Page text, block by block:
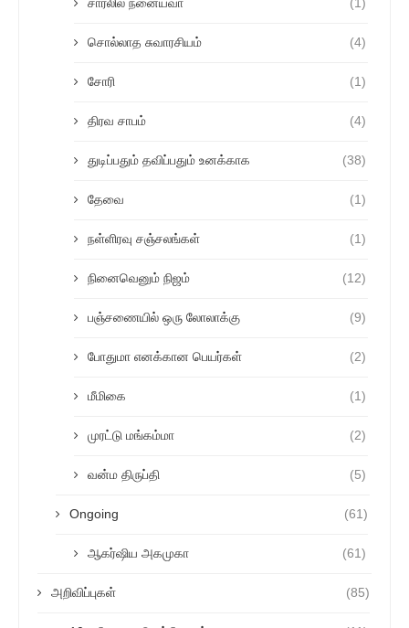
சாரலில் நனையவா (1)
சொல்லாத சுவாரசியம் (4)
சோரி (1)
திரவ சாபம் (4)
துடிப்பதும் தவிப்பதும் உனக்காக (38)
தேவை (1)
நள்ளிரவு சஞ்சலங்கள் (1)
நினைவெனும் நிஜம் (12)
பஞ்சணையில் ஒரு லோலாக்கு (9)
போதுமா எனக்கான பெயர்கள் (2)
மீமிகை (1)
முரட்டு மங்கம்மா (2)
வன்ம திருப்தி (5)
Ongoing (61)
ஆகர்ஷிய அகமுகா (61)
அறிவிப்புகள் (85)